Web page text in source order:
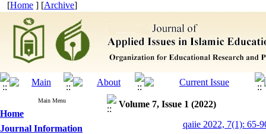
[Home ] [Archive]
Main Menu
Home
Journal Information
Volume 7, Issue 1 (2022)
qaiie 2022, 7(1): 65-